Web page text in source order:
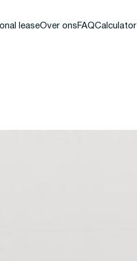
leaseOver ons FAQCalculator